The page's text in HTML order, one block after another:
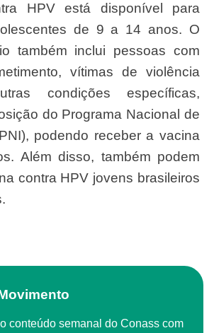
de 9 a 14 anos. O
também inclui pessoas com
vítimas de violência
condições específicas,
do Programa Nacional de
podendo receber a vacina
Além disso, também podem
contra HPV jovens brasileiros